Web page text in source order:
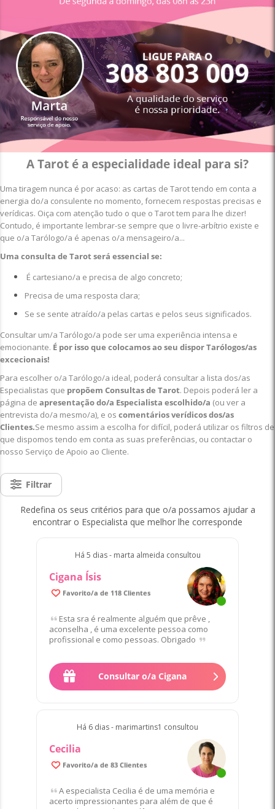
A Tarot é a especialidade ideal para si?
Uma tiragem nunca é por acaso: as cartas de Tarot tendo em conta a
energia do/a consulente no momento, fornecem respostas precisas e
verídicas. Oiça com atenção tudo o que o Tarot tem para lhe dizer!
Contudo, é importante lembrar-se sempre que o livre-arbítrio existe e
que o/a Tarólogo/a é apenas o/a mensageiro/a...
Uma consulta de Tarot será essencial se:
É cartesiano/a e precisa de algo concreto;
Precisa de uma resposta clara;
Se se sente atraído/a pelas cartas e pelos seus significados.
Consultar um/a Tarólogo/a pode ser uma experiência intensa e
emocionante. É por isso que colocamos ao seu dispor Tarólogos/as
excecionais!
Para escolher o/a Tarólogo/a ideal, poderá consultar a lista dos/as
Especialistas que propõem Consultas de Tarot. Depois poderá ler a
página de apresentação do/a Especialista escolhido/a (ou ver a
entrevista do/a mesmo/a), e os comentários verídicos dos/as
Clientes.Se mesmo assim a escolha for difícil, poderá utilizar os filtros de
que dispomos tendo em conta as suas preferências, ou contactar o
nosso Serviço de Apoio ao Cliente.
Filtrar
Redefina os seus critérios para que o/a possamos ajudar a
encontrar o Especialista que melhor lhe corresponde
Há 5 dias - marta almeida consultou
Cigana Ísis
Favorito/a de 118 Clientes
Esta sra é realmente alguém que prêve ,
aconselha , é uma excelente pessoa como
profissional e como pessoas. Obrigado
Consultar o/a Cigana
Há 6 dias - marimartins1 consultou
Cecilia
Favorito/a de 83 Clientes
A especialista Cecilia é de uma memória e
acerto impressionantes para além de que é